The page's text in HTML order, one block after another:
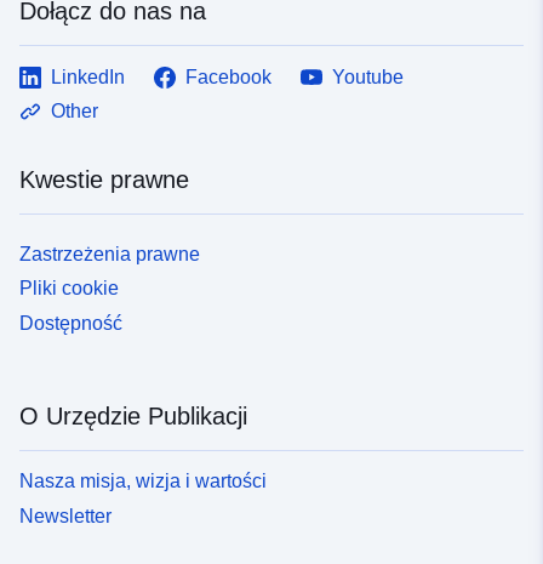
Dołącz do nas na
LinkedIn Facebook
Youtube
Other
Kwestie prawne
Zastrzeżenia prawne
Pliki cookie
Dostępność
O Urzędzie Publikacji
Nasza misja, wizja i wartości
Newsletter